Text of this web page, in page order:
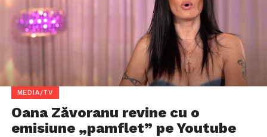
MEDIA/TV
Oana Zăvoranu revine cu o
emisiune „pamflet” pe Youtube